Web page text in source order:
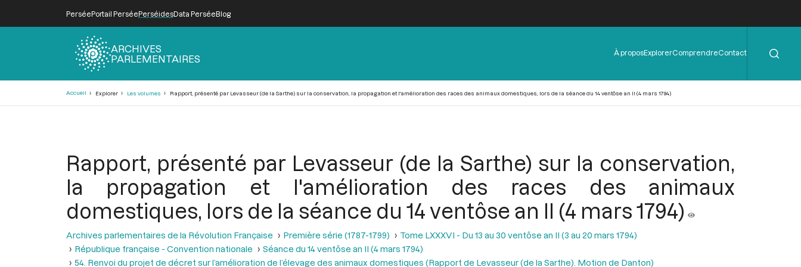
PerséePortail PerséePerséidesData PerséeBlog
ARCHIVES
PARLEMENTAIRES
Menu
de
À proposExplorerComprendreContact
Accueil Explorer Les volumes Rapport, présenté par Levasseur (de la Sarthe) sur la conservation, la propagation et l'amélioration des races des animaux domestiques, lors de la séance du 14 ventôse an II (4 mars 1794)
Rapport, présenté par Levasseur (de la Sarthe) sur la conservation,
la propagation et l'amélioration des races des animaux
domestiques, lors de la séance du 14 ventôse an II (4 mars 1794)
Archives parlementaires de la Révolution Française Première série (1787-1799)
Tome LXXXVI - Du 13 au 30 ventôse an II (3 au 20 mars 1794)
République française - Convention nationale
Séance du 14 ventôse an II (4 mars 1794)
54. Renvoi du projet de décret sur l’amélioration de l’élevage des animaux domestiques (Rapport de Levasseur (de la Sarthe). Motion de Danton)